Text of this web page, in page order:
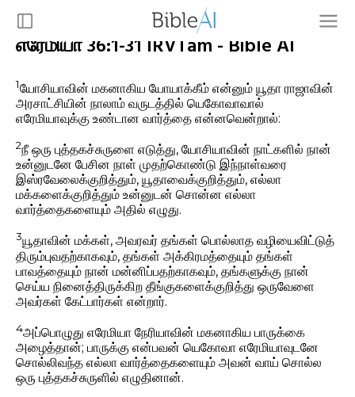
எரேமியா 36:1-31 IRVTam - Bible AI
1யோசியாவின் மகனாகிய யோயாக்கீம் என்னும் யூதா ராஜாவின்
அரசாட்சியின் நாலாம் வருடத்தில் யெகோவாவால்
எரேமியாவுக்கு உண்டான வார்த்தை என்னவென்றால்:
2நீ ஒரு புத்தகச்சுருளை எடுத்து, யோசியாவின் நாட்களில் நான்
உன்னுடனே பேசின நாள் முதற்கொண்டு இந்நாள்வரை
இஸ்ரவேலைக்குறித்தும், யூதாவைக்குறித்தும், எல்லா
மக்களைக்குறித்தும் உன்னுடன் சொன்ன எல்லா
வார்த்தைகளையும் அதில் எழுது.
3யூதாவின் மக்கள், அவரவர் தங்கள் பொல்லாத வழியைவிட்டுத்
திரும்புவதற்காகவும், தங்கள் அக்கிரமத்தையும் தங்கள்
பாவத்தையும் நான் மன்னிப்பதற்காகவும், தங்களுக்கு நான்
செய்ய நினைத்திருக்கிற தீங்குகளைக்குறித்து ஒருவேளை
அவர்கள் கேட்பார்கள் என்றார்.
4அப்பொழுது எரேமியா நேரியாவின் மகனாகிய பாருக்கை
அழைத்தான்; பாருக்கு என்பவன் யெகோவா எரேமியாவுடனே
சொல்லிவந்த எல்லா வார்த்தைகளையும் அவன் வாய் சொல்ல
ஒரு புத்தகச்சுருளில் எழுதினான்.